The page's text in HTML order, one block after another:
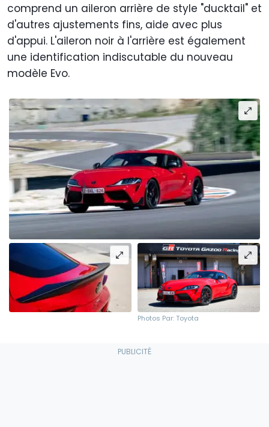
comprend un aileron arrière de style "ducktail" et
d'autres ajustements fins, aide avec plus
d'appui. L'aileron noir à l'arrière est également
une identification indiscutable du nouveau
modèle Evo.
Photos Par: Toyota